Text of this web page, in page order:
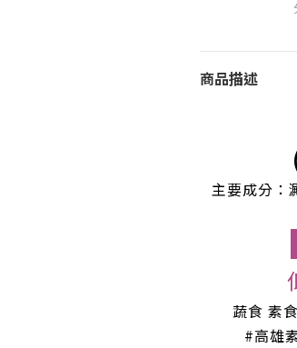
商品描述
主要成分：
蔬食 素
#高雄